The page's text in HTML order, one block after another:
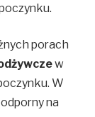
porach
w
W
na